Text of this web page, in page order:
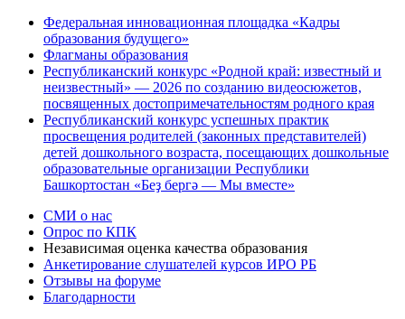
Федеральная инновационная площадка «Кадры
образования будущего»
Флагманы образования
Республиканский конкурс «Родной край: известный и
неизвестный» — 2026 по созданию видеосюжетов,
посвященных достопримечательностям родного края
Республиканский конкурс успешных практик
просвещения родителей (законных представителей)
детей дошкольного возраста, посещающих дошкольные
образовательные организации Республики
Башкортостан «Беҙ бергә — Мы вместе»
СМИ о нас
Опрос по КПК
Независимая оценка качества образования
Анкетирование слушателей курсов ИРО РБ
Отзывы на форуме
Благодарности